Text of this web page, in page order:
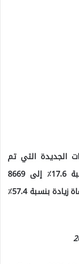
الجديدة التي تم
تأسيسها في تركيا في نوفمبر بنسبة 17.6٪ إلى 8669
شركة، في حين شهدت الشركات المصفاة زيادة بنسبة 57.4٪